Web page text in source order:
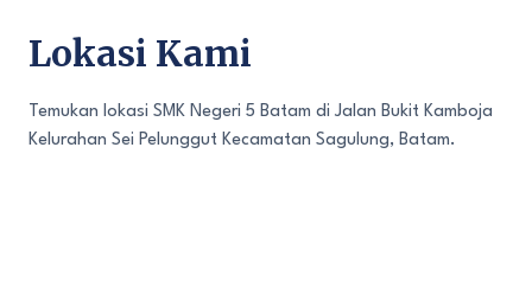
Lokasi Kami
Temukan lokasi SMK Negeri 5 Batam di Jalan Bukit Kamboja
Kelurahan Sei Pelunggut Kecamatan Sagulung, Batam.